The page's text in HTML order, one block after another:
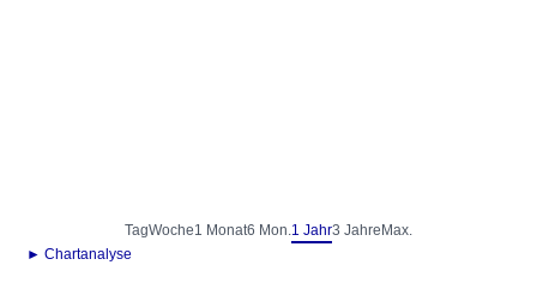
TagWoche1 Monat6 Mon.1 Jahr3 Jahre Max.
► Chartanalyse